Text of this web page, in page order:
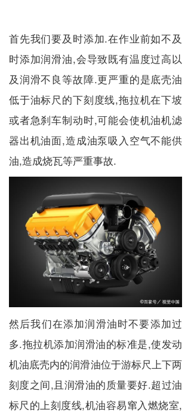
首先我们要及时添加.在作业前如不及
时添加润滑油,会导致既有温度过高以
及润滑不良等故障.更严重的是底壳油
低于油标尺的下刻度线,拖拉机在下坡
或者急刹车制动时,可能会使机油机滤
器出机油面,造成油泵吸入空气不能供
油,造成烧瓦等严重事故.
然后我们在添加润滑油时不要添加过
多.拖拉机添加润滑油的标准是,使发动
机油底壳内的润滑油位于游标尺上下两
刻度之间,且润滑油的质量要好.超过油
标尺的上刻度线,机油容易窜入燃烧室,